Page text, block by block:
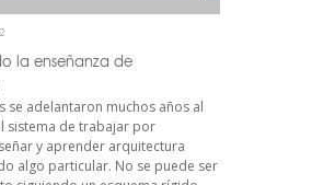
la enseñanza de
se adelantaron muchos años al
sistema de trabajar por
y aprender arquitectura
algo particular. No se puede ser